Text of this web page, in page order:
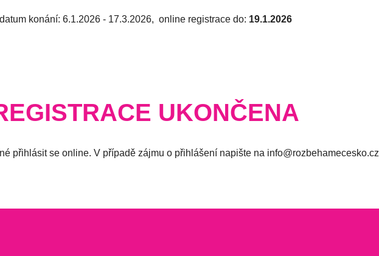
datum konání: 6.1.2026 - 17.3.2026, online registrace do: 19.1.2026
UKONČENA
přihlásit se online. V případě zájmu o přihlášení napište na zc.oksecemahebzor@ofni